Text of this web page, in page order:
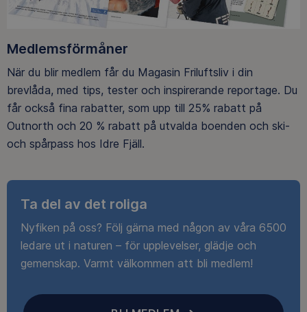
Medlemsförmåner
När du blir medlem får du Magasin Friluftsliv i din
brevlåda, med tips, tester och inspirerande reportage. Du
får också fina rabatter, som upp till 25% rabatt på
Outnorth och 20 % rabatt på utvalda boenden och ski-
och spårpass hos Idre Fjäll.
Ta del av det roliga
Nyfiken på oss? Följ gärna med någon av våra 6500
ledare ut i naturen – för upplevelser, glädje och
gemenskap. Varmt välkommen att bli medlem!